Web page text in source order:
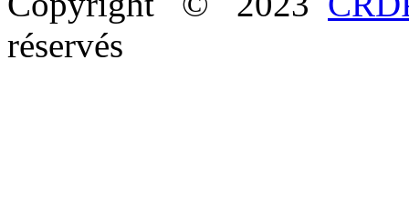
réservés